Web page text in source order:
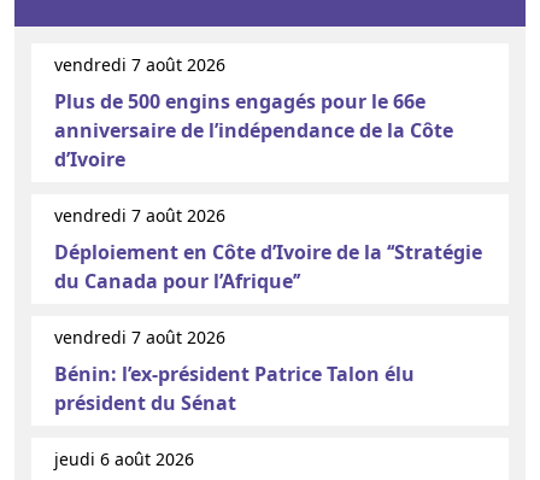
vendredi 7 août 2026
Plus de 500 engins engagés pour le 66e
anniversaire de l’indépendance de la Côte
d’Ivoire
vendredi 7 août 2026
Déploiement en Côte d’Ivoire de la ‘‘Stratégie
du Canada pour l’Afrique’’
vendredi 7 août 2026
Bénin: l’ex-président Patrice Talon élu
président du Sénat
jeudi 6 août 2026